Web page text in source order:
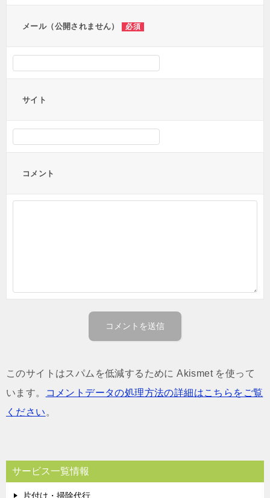
メール（公開されません） 必須
サイト
コメント
このサイトはスパムを低減するために Akismet を使って
います。
コメントデータの処理方法の詳細はこちらをご覧
ください 。
サービス一覧情報
片付け・掃除代行